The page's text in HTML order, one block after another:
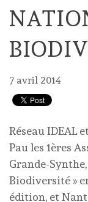
7 avril 2014
Réseau IDEAL
Pau les 1ères
Grande-
Biodiversité »
édition, et